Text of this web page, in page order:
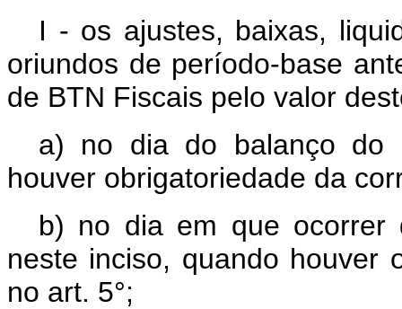
I - os ajustes, baixas,
oriundos de período-base
de BTN Fiscais pelo valor
a) no dia do balanço do
houver obrigatoriedade da
b) no dia em que ocorrer
neste inciso, quando houver
no art. 5°;